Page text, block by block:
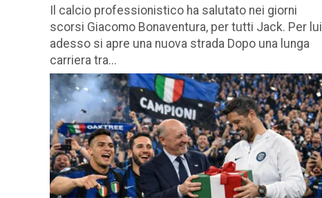
Il calcio professionistico ha salutato nei giorni
scorsi Giacomo Bonaventura, per tutti Jack. Per lui
adesso si apre una nuova strada Dopo una lunga
carriera tra...